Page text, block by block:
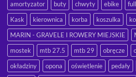
amortyzator
buty chwyty ebike full
Kask
kierownica korba koszulka
MARIN - GRAVELE I ROWERY MIEJSKIE
mostek
mtb 27.5 mtb 29 obręcze
okładziny
opona oświetlenie pedały